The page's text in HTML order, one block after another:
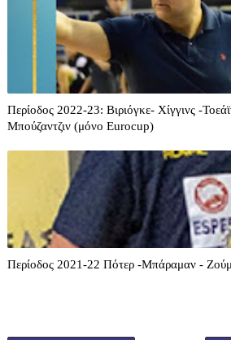
Περίοδος 2022-23: Βιριόγκε- Χίγγινς -
Μπούζαντζιν (μόνο Eurocup)
Περίοδος 2021-22 Πότερ -Μπάραμαν -